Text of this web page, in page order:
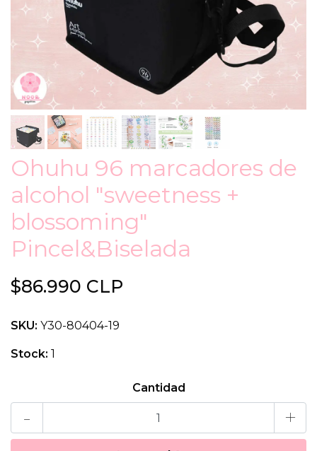
Ohuhu 96 marcadores de
alcohol "sweetness +
blossoming"
Pincel&Biselada
$86.990 CLP
SKU: Y30-80404-19
Stock: 1
Cantidad
- +